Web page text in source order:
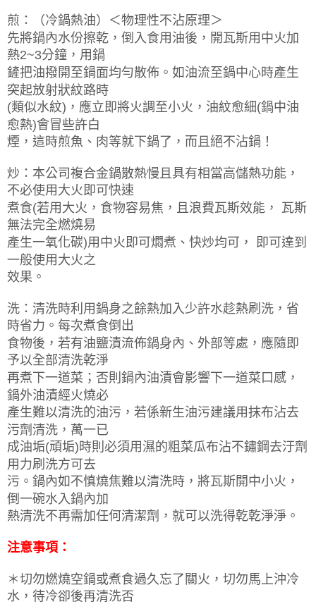
煎：（冷鍋熱油）＜物理性不沾原理＞
先將鍋內水份擦乾，倒入食用油後，開瓦斯用中火加
熱2~3分鐘，用鍋
鏟把油撥開至鍋面均勻散佈。如油流至鍋中心時產生
突起放射狀紋路時
(類似水紋)，應立即將火調至小火，油紋愈細(鍋中油
愈熱)會冒些許白
煙，這時煎魚、肉等就下鍋了，而且絕不沾鍋！
炒：本公司複合金鍋散熱慢且具有相當高儲熱功能，
不必使用大火即可快速
煮食(若用大火，食物容易焦，且浪費瓦斯效能， 瓦斯
無法完全燃燒易
產生一氧化碳)用中火即可燜煮、快炒均可， 即可達到
一般使用大火之
效果。
洗：清洗時利用鍋身之餘熱加入少許水趁熱刷洗，省
時省力。每次煮食倒出
食物後，若有油鹽漬流佈鍋身內、外部等處，應隨即
予以全部清洗乾淨
再煮下一道菜；否則鍋內油漬會影響下一道菜口感，
鍋外油漬經火燒必
產生難以清洗的油污，若係新生油污建議用抹布沾去
污劑清洗，萬一已
成油垢(頑垢)時則必須用濕的粗菜瓜布沾不鏽鋼去汙劑
用力刷洗方可去
污。鍋內如不慎燒焦難以清洗時，將瓦斯開中小火，
倒一碗水入鍋內加
熱清洗不再需加任何清潔劑，就可以洗得乾乾淨淨。
注意事項：
＊切勿燃燒空鍋或煮食過久忘了關火，切勿馬上沖冷
水，待冷卻後再清洗否